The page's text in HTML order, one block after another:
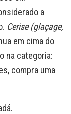
a
Cerise (glaçage,
em cima do
na categoria:
compra uma